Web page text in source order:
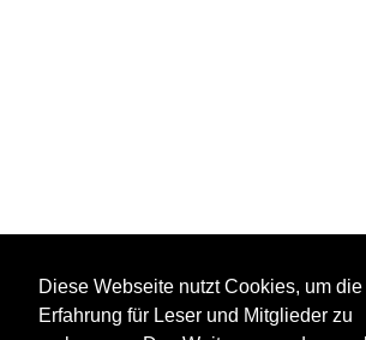
Diese Webseite nutzt Cookies, um die
Erfahrung für Leser und Mitglieder zu